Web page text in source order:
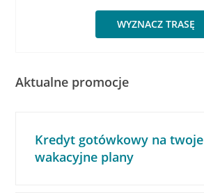
WYZNACZ TRASĘ
Aktualne promocje
Kredyt gotówkowy na twoje
wakacyjne plany